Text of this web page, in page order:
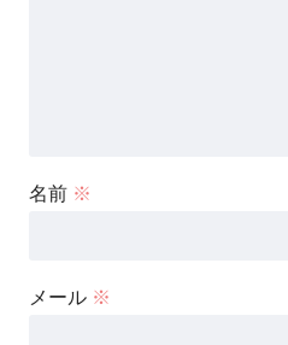
名前 ※
メール ※